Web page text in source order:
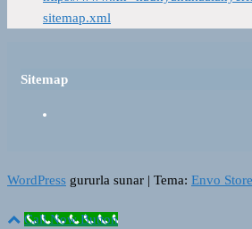
sitemap.xml
Sitemap
WordPress gururla sunar | Tema: Envo
Call Now Button